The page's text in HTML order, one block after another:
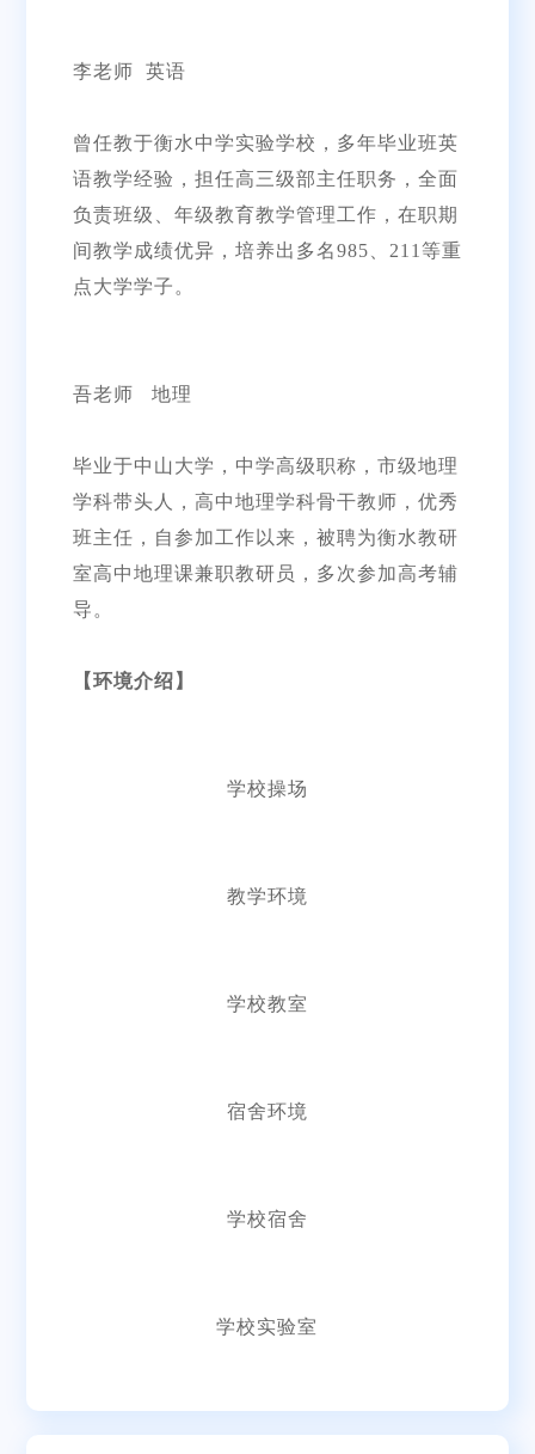
李老师 英语
曾任教于衡水中学实验学校，多年毕业班英
语教学经验，担任高三级部主任职务，全面
负责班级、年级教育教学管理工作，在职期
间教学成绩优异，培养出多名985、211等重
点大学学子。
吾老师 地理
毕业于中山大学，中学高级职称，市级地理
学科带头人，高中地理学科骨干教师，优秀
班主任，自参加工作以来，被聘为衡水教研
室高中地理课兼职教研员，多次参加高考辅
导。
【环境介绍】
学校操场
教学环境
学校教室
宿舍环境
学校宿舍
学校实验室